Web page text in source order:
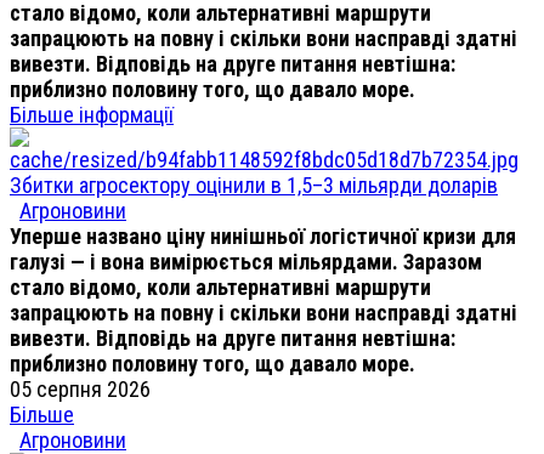
стало відомо, коли альтернативні маршрути
запрацюють на повну і скільки вони насправді здатні
вивезти. Відповідь на друге питання невтішна:
приблизно половину того, що давало море.
Більше інформації
Збитки агросектору оцінили в 1,5–3 мільярди доларів
Агроновини
Уперше названо ціну нинішньої логістичної кризи для
галузі — і вона вимірюється мільярдами. Заразом
стало відомо, коли альтернативні маршрути
запрацюють на повну і скільки вони насправді здатні
вивезти. Відповідь на друге питання невтішна:
приблизно половину того, що давало море.
05 серпня 2026
Більше
Агроновини